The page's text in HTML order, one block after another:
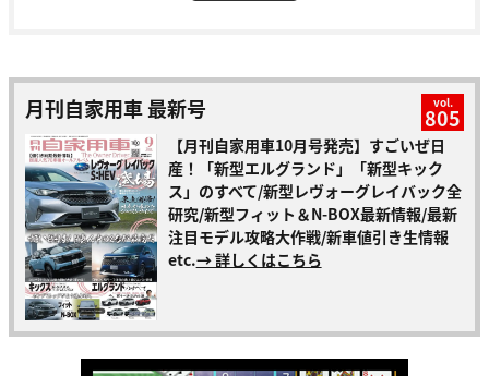
月刊自家用車 最新号 vol.
805
【月刊自家用車10月号発売】すごいぜ日
産！「新型エルグランド」「新型キック
ス」のすべて/新型レヴォーグレイバック全
研究/新型フィット＆N-BOX最新情報/最新
注目モデル攻略大作戦/新車値引き生情報
etc.→ 詳しくはこちら